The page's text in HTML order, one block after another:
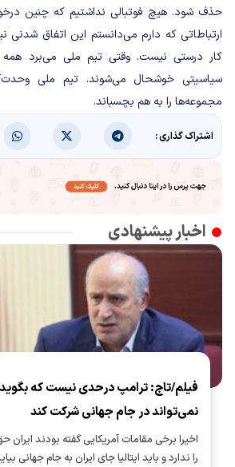
حذف شود. هیچ فوتبالی نداشتیم که چنین
ارتباطاتی که دارم می‌دانستم این اتفاق شدنی
کار درستی نیست. وقتی تیم ملی می‌برد همه
سیاسیتی خوشحال می‌شوند. تیم ملی
مجموعه‌ها را به هم بچسباند.
اشتراک گذاری :
اخبار پیشنهادی
فیلم/تاج: ترامپ درحدی نیست که بگوید
نمی‌تواند در جام جهانی شرکت کند
اخیرا برخی مقامات آمریکایی گفته بودند ایران
را ندارد و باید ایتالیا جای ایران به جام جهانی